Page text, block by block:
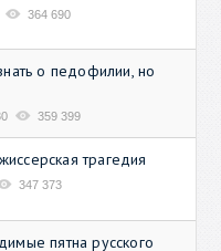
364 690
о педофилии, но
359 399
трагедия
347 373
пятна русского